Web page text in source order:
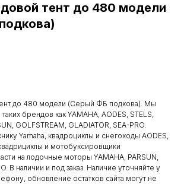
тент до 480 модели
до 480 модели (Серый ФБ подкова). Мы
брендов как YAMAHA, AODES, STELS,
GOLFSTREAM, GLADIATOR, SEA-PRO.
Yamaha, квадроциклы и снегоходы AODES,
и мотобуксировщики
на лодочные моторы YAMAHA, PARSUN,
В наличии и под заказ. Наличие уточняйте у
обновление остатков сайта могут не